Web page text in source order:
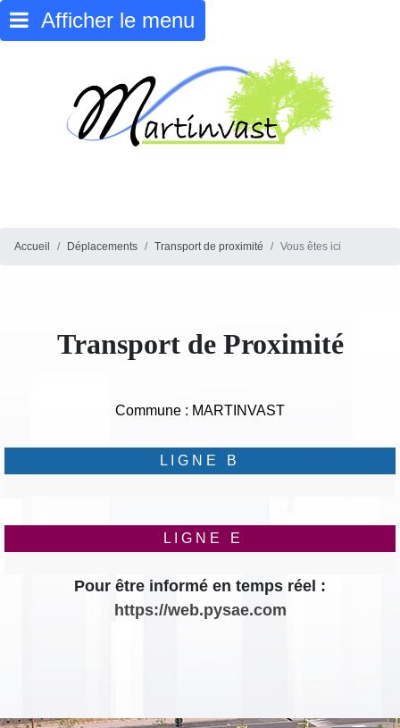
Afficher le menu
Accueil Déplacements Transport de proximité Vous êtes ici
Transport de Proximité
Commune : MARTINVAST
L I G N E B
L I G N E E
Pour être informé en temps réel :
https://web.pysae.com